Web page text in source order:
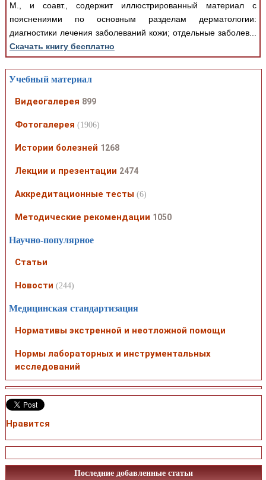
М., и соавт., содержит иллюстрированный материал с
пояснениями по основным разделам дерматологии:
диагностики лечения заболеваний кожи; отдельные заболев...
Скачать книгу бесплатно
Учебный материал
Видеогалерея 899
Фотогалерея (1906)
Истории болезней 1268
Лекции и презентации 2474
Аккредитационные тесты (6)
Методические рекомендации 1050
Научно-популярное
Статьи
Новости (244)
Медицинская стандартизация
Нормативы экстренной и неотложной помощи
Нормы лабораторных и инструментальных
исследований
Нравится
Последние добавленные статьи